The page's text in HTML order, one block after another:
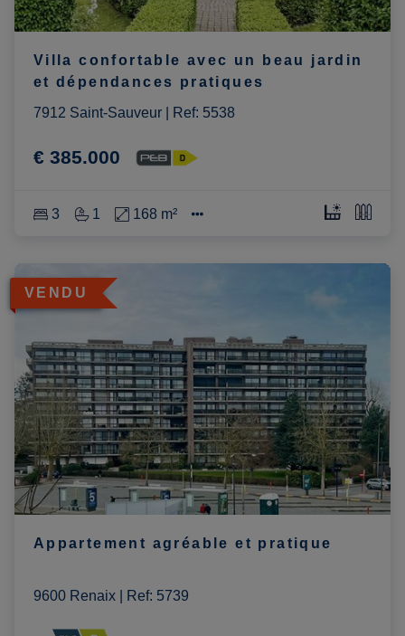
Villa confortable avec un beau jardin
et dépendances pratiques
7912 Saint-Sauveur
Ref: 5538
€ 385.000
3 1 168 m²
VENDU
Appartement agréable et pratique
9600 Renaix Ref: 5739